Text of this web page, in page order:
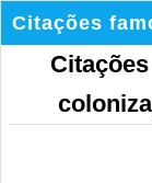
Citações